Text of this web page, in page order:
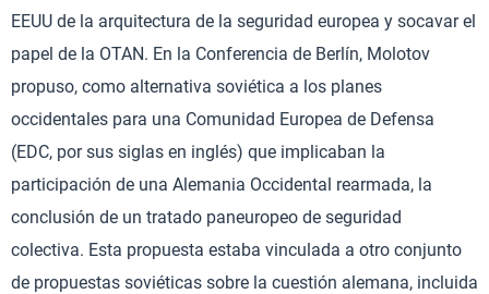
EEUU de la arquitectura de la seguridad europea y socavar el
papel de la OTAN. En la Conferencia de Berlín, Molotov
propuso, como alternativa soviética a los planes
occidentales para una Comunidad Europea de Defensa
(EDC, por sus siglas en inglés) que implicaban la
participación de una Alemania Occidental rearmada, la
conclusión de un tratado paneuropeo de seguridad
colectiva. Esta propuesta estaba vinculada a otro conjunto
de propuestas soviéticas sobre la cuestión alemana, incluida